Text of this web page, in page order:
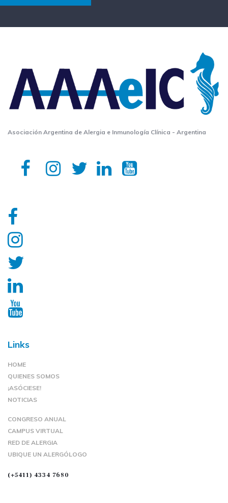
Asociación Argentina de Alergia e Inmunología Clínica - Argentina
Links
HOME
QUIENES SOMOS
¡ASÓCIESE!
NOTICIAS
CONGRESO ANUAL
CAMPUS VIRTUAL
RED DE ALERGIA
UBIQUE UN ALERGÓLOGO
(+5411) 4334 7680